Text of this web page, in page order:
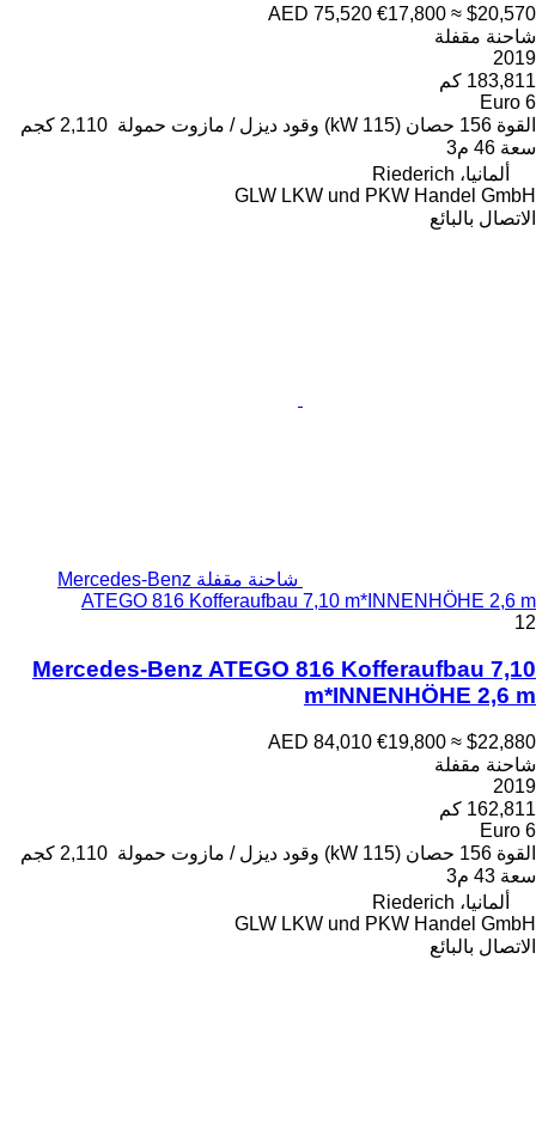
ديزل / مازوت حمولة 2,110 كجم
GLW
شاحنة مقفلة Mercedes-Benz
ATEGO 816
Mercedes-Benz ATEGO
ديزل / مازوت حمولة 2,110 كجم
GLW